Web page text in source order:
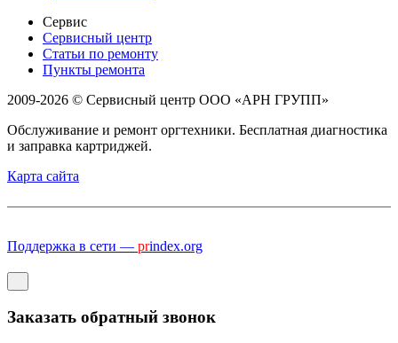
Сервис
Сервисный центр
Статьи по ремонту
Пункты ремонта
2009-2026 © Сервисный центр ООО «АРН ГРУПП»
Обслуживание и ремонт оргтехники. Бесплатная диагностика
и заправка картриджей.
Карта сайта
Поддержка в сети — prindex.org
Заказать обратный звонок